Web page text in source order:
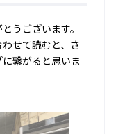
うございます。
せて読むと、さ
繋がると思いま